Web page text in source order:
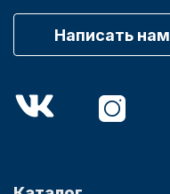
Написать нам